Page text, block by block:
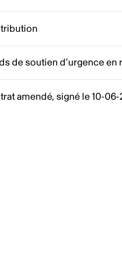
de soutien d’urgence en
amendé, signé le 10-